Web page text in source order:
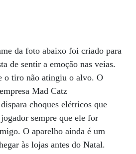
da foto abaixo foi criado para
de sentir a emoção nas veias.
o tiro não atingiu o alvo. O
Mad Catz
choques elétricos que
sempre que ele for
O aparelho ainda é um
às lojas antes do Natal.